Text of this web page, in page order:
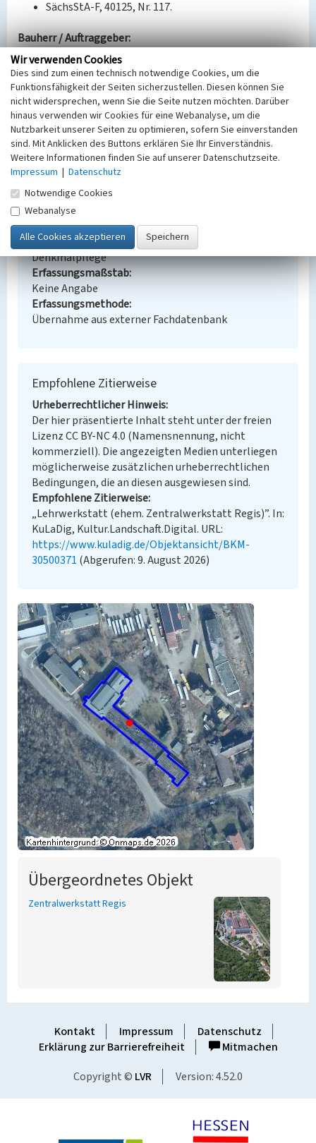
SächsStA-F, 40125, Nr. 117.
Bauherr / Auftraggeber:
Bauherr: Zentralwerkstatt (Regis-Breitingen) (GND:
5094637-7)
BKM-Nummer:30500371
Lehrwerkstatt (ehem. Zentralwerkstatt Regis)
Schlagwörter
Lehrwerkstatt Fabrikhalle
Ort
Regis-Breitingen
Fachsicht(en)
Denkmalpflege
Erfassungsmaßstab
Keine Angabe
Erfassungsmethode
Übernahme aus externer Fachdatenbank
Empfohlene Zitierweise
Urheberrechtlicher Hinweis
Der hier präsentierte Inhalt steht unter der freien
Lizenz CC BY-NC 4.0 (Namensnennung, nicht
kommerziell). Die angezeigten Medien unterliegen
möglicherweise zusätzlichen urheberrechtlichen
Bedingungen, die an diesen ausgewiesen sind.
Empfohlene Zitierweise
„Lehrwerkstatt (ehem. Zentralwerkstatt Regis)”. In:
KuLaDig, Kultur.Landschaft.Digital. URL:
https://www.kuladig.de/Objektansicht/BKM-
30500371 (Abgerufen: 9. August 2026)
Übergeordnetes Objekt
Zentralwerkstatt Regis
Kontakt Impressum
Datenschutz
Erklärung zur Barrierefreiheit
Mitmachen
Copyright © LVR Version: 4.52.0
Wir verwenden Cookies
Dies sind zum einen technisch notwendige Cookies, um die
Funktionsfähigkeit der Seiten sicherzustellen. Diesen können Sie
nicht widersprechen, wenn Sie die Seite nutzen möchten. Darüber
hinaus verwenden wir Cookies für eine Webanalyse, um die
Nutzbarkeit unserer Seiten zu optimieren, sofern Sie einverstanden
sind. Mit Anklicken des Buttons erklären Sie Ihr Einverständnis.
Weitere Informationen finden Sie auf unserer Datenschutzseite.
Impressum | Datenschutz
Notwendige Cookies
Webanalyse